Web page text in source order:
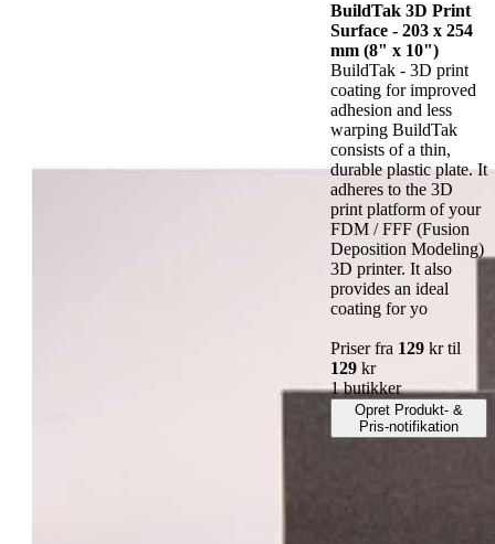
BuildTak 3D Print
Surface - 203 x 254
mm (8" x 10")
BuildTak - 3D print
coating for improved
adhesion and less
warping BuildTak
consists of a thin,
durable plastic plate. It
adheres to the 3D
print platform of your
FDM / FFF (Fusion
Deposition Modeling)
3D printer. It also
provides an ideal
coating for yo
Priser fra 129 kr til
129 kr
1 butikker
Opret Produkt- &
Pris-notifikation